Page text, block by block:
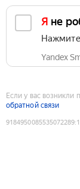
Я не
Yandex
Если у вас возникли
обратной связи
9184950085535072289: